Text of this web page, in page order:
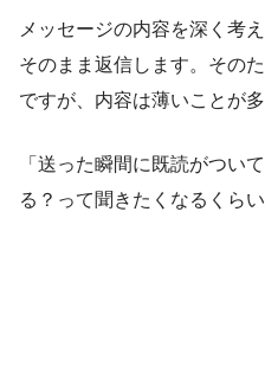
メッセージの内容を深く考
そのまま返信します。その
ですが、内容は薄いことが多
「送った瞬間に既読がつい
る？って聞きたくなるくらい